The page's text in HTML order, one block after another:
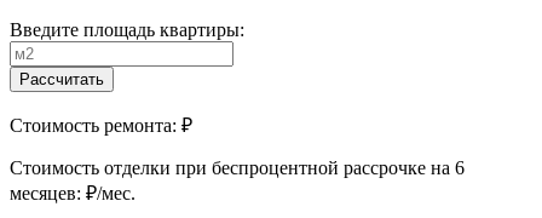
Введите площадь квартиры:
Рассчитать
Стоимость ремонта: ₽
Cтоимость отделки при беспроцентной рассрочке на 6
месяцев: ₽/мес.